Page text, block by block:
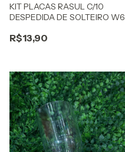
KIT PLACAS RASUL C/10
DESPEDIDA DE SOLTEIRO W6
R$13,90